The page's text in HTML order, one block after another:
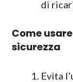
di
Come
sicurezza
Evita